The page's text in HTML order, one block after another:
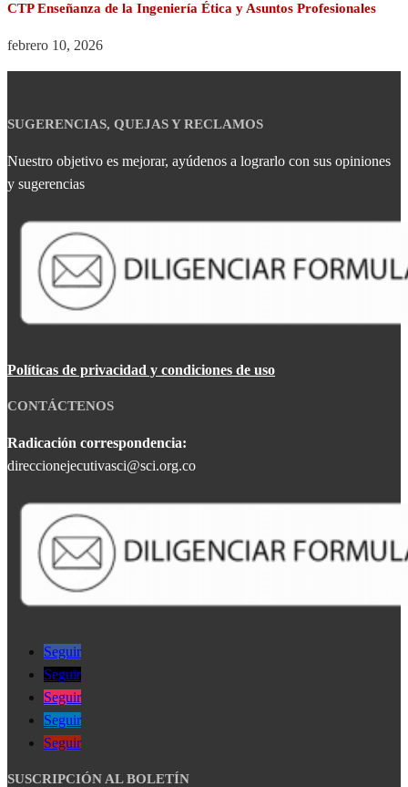
CTP Enseñanza de la Ingeniería Ética y Asuntos Profesionales
febrero 10, 2026
SUGERENCIAS, QUEJAS Y RECLAMOS
Nuestro objetivo es mejorar, ayúdenos a lograrlo con sus opiniones
y sugerencias
Políticas de privacidad y condiciones de uso
CONTÁCTENOS
Radicación correspondencia:
direccionejecutivasci@sci.org.co
Seguir
Seguir
Seguir
Seguir
Seguir
SUSCRIPCIÓN AL BOLETÍN